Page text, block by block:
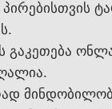
გაკეთება